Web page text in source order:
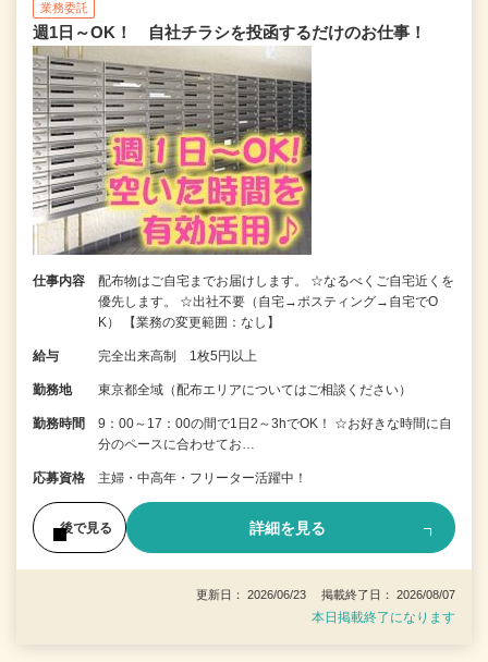
業務委託
週1日～OK！ 自社チラシを投函するだけのお仕事！
仕事内容
配布物はご自宅までお届けします。 ☆なるべくご自宅近くを
優先します。 ☆出社不要（自宅→ポスティング→自宅でO
K） 【業務の変更範囲：なし】
給与 完全出来高制 1枚5円以上
勤務地 東京都全域（配布エリアについてはご相談ください）
勤務時間
9：00～17：00の間で1日2～3hでOK！ ☆お好きな時間に自
分のペースに合わせてお…
応募資格 主婦・中高年・フリーター活躍中！
後で見る 詳細を見る
更新日： 2026/06/23 掲載終了日： 2026/08/07
本日掲載終了になります